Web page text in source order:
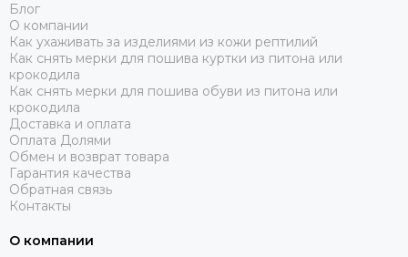
Блог
О компании
Как ухаживать за изделиями из кожи рептилий
Как снять мерки для пошива куртки из питона или
крокодила
Как снять мерки для пошива обуви из питона или
крокодила
Доставка и оплата
Оплата Долями
Обмен и возврат товара
Гарантия качества
Обратная связь
Контакты
О компании